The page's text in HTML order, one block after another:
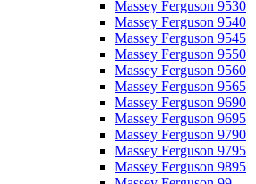
Massey Ferguson 9530
Massey Ferguson 9540
Massey Ferguson 9545
Massey Ferguson 9550
Massey Ferguson 9560
Massey Ferguson 9565
Massey Ferguson 9690
Massey Ferguson 9695
Massey Ferguson 9790
Massey Ferguson 9795
Massey Ferguson 9895